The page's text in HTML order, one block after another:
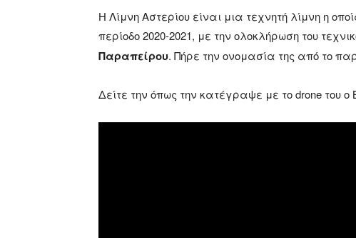
Η Λίμνη Αστερίου είναι μια τεχνητή λίμνη η
περίοδο 2020-2021, με την ολοκλήρωση του
Παραπείρου. Πήρε την ονομασία της από το
Δείτε την όπως την κατέγραψε με το drone του